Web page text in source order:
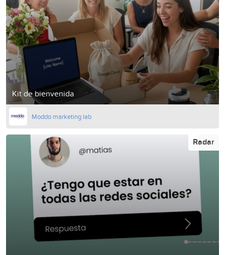
Kit de bienvenida
Moddo marketing lab
Radar